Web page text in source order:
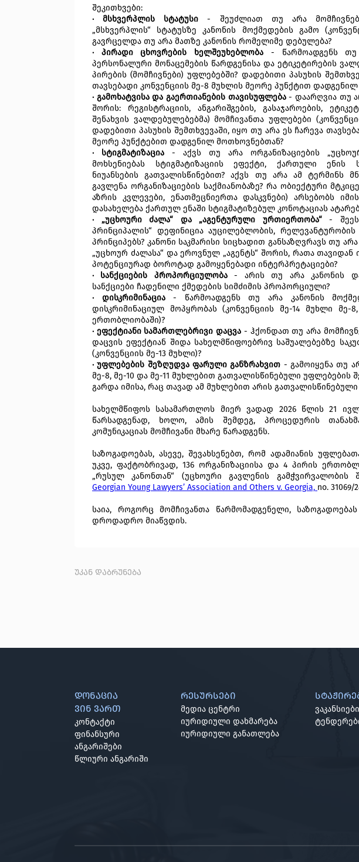
შეკითხვები:
· მსხვერპლის სტატუსი- შეუძლიათ თუ არა
„მსხვერპლის“ სტატუსზე კანონის მოქმედების გამო
გავრცელდა თუ არა მათზე კანონის რომელიმე დებულება?
· პირადი ცხოვრების ხელშეუხებლობა - წარმოადგენს
პერსონალური მონაცემების წარდგენისა და ეტიკეტირების
პირების (მომჩივნები) უფლებებში? დადებითი პასუხის
თავსებადი კონვენციის მე-8 მუხლის მეორე პუნქტით
· გამოხატვისა და გაერთიანების თავისუფლება- დაარღვია თუ
შორის: რეგისტრაციის, ანგარიშგების, გასაჯაროების,
შენახვის ვალდებულებებმა) მომჩივანთა უფლებები
დადებითი პასუხის შემთხვევაში, იყო თუ არა ეს ჩარევა
მეორე პუნქტებით დადგენილ მოთხოვნებთან?
· სტიგმატიზაცია - აქვს თუ არა ორგანიზაციების
მოხსენიებას სტიგმატიზაციის ეფექტი, ქართული ენის
ნიუანსების გათვალისწინებით? აქვს თუ არა ამ ტერმინს
გავლენა ორგანიზაციების საქმიანობაზე? რა ობიექტური
აზრის კვლევები, ენათმეცნიერთა დასკვნები) არსებობს
დასახელება ქართულ ენაში სტიგმატიზებულ კონოტაციას
· „უცხოური ძალა“ და „აგენტურული ურთიერთობა“-
პრინციპალის“ დეფინიცია აუცილებლობის,
პრინციპებს? კანონი საკმარისი სიცხადით განსაზღვრავს თუ
„უცხოურ ძალასა“ და ეროვნულ „აგენტს“ შორის, რათა
პოტენციურად ბოროტად გამოყენებადი ინტერპრეტაციები?
· სანქციების პროპორციულობა- არის თუ არა კანონის
სანქციები ჩადენილი ქმედების სიმძიმის პროპორციული?
· დისკრიმინაცია- წარმოადგენს თუ არა კანონის
დისკრიმინაციულ მოპყრობას (კონვენციის მე-14 მუხლი მე-
ერთობლიობაში)?
· ეფექტიანი სამართლებრივი დაცვა - ჰქონდათ თუ არა
დაცვის ეფექტიან შიდა სახელმწიფოებრივ საშუალებებზე
(კონვენციის მე-13 მუხლი)?
· უფლებების შეზღუდვა ფარული განზრახვით - გამოიყენა თუ
მე-8, მე-10 და მე-11 მუხლებით გათვალისწინებული უფლებების
გარდა იმისა, რაც თავად ამ მუხლებით არის გათვალისწინებული
სახელმწიფოს სასამართლოს მიერ ვადად 2026 წლის 21
წარსადგენად, ხოლო, ამის შემდეგ, პროცედურის
კომუნიკაციას მომჩივანი მხარე წარადგენს.
საზოგადოებას, ასევე, შევახსენებთ, რომ ადამიანის
უკვე, ფაქტობრივად, 136 ორგანიზაციისა და 4 პირის
„რუსულ კანონთან“ (უცხოური გავლენის გამჭვირვალობის
Georgian Young Lawyers’ Association and Others v. Georgia, no.
საია, როგორც მომჩივანთა წარმომადგენელი,
დროდადრო მიაწვდის.
უკან დაბრუნება
დონაცია
ვინ ვართ
კონტაქტი
ფინანსური
ანგარიშები
წლიური ანგარიში
რესურსები
მედია ცენტრი
იურიდიული დახმარება
იურიდიული განათლება
ვაკანსიები